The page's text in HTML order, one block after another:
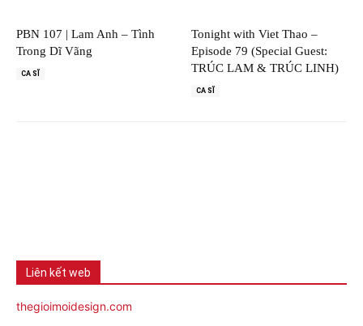
PBN 107 | Lam Anh – Tình
Trong Dĩ Vãng
CA SĨ
Tonight with Viet Thao –
Episode 79 (Special Guest:
TRÚC LAM & TRÚC LINH)
CA SĨ
Liên kết web
thegioimoidesign.com